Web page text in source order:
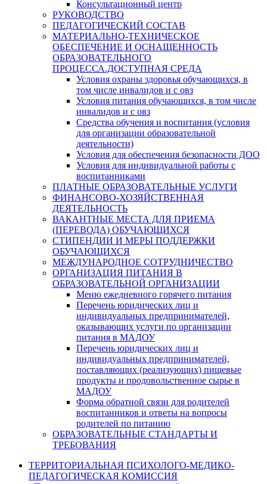
Консультационный центр
РУКОВОДСТВО
ПЕДАГОГИЧЕСКИЙ СОСТАВ
МАТЕРИАЛЬНО-ТЕХНИЧЕСКОЕ
ОБЕСПЕЧЕНИЕ И ОСНАЩЕННОСТЬ
ОБРАЗОВАТЕЛЬНОГО
ПРОЦЕССА.ДОСТУПНАЯ СРЕДА
Условия охраны здоровья обучающихся, в
том числе инвалидов и с овз
Условия питания обучающихся, в том числе
инвалидов и с овз
Средства обучения и воспитания (условия
для организации образовательной
деятельности)
Условия для обеспечения безопасности ДОО
Условия для индивидуальной работы с
воспитанниками
ПЛАТНЫЕ ОБРАЗОВАТЕЛЬНЫЕ УСЛУГИ
ФИНАНСОВО-ХОЗЯЙСТВЕННАЯ
ДЕЯТЕЛЬНОСТЬ
ВАКАНТНЫЕ МЕСТА ДЛЯ ПРИЕМА
(ПЕРЕВОДА) ОБУЧАЮЩИХСЯ
СТИПЕНДИИ И МЕРЫ ПОДДЕРЖКИ
ОБУЧАЮЩИХСЯ
МЕЖДУНАРОДНОЕ СОТРУДНИЧЕСТВО
ОРГАНИЗАЦИЯ ПИТАНИЯ В
ОБРАЗОВАТЕЛЬНОЙ ОРГАНИЗАЦИИ
Меню ежедневного горячего питания
Перечень юридических лиц и
индивидуальных предпринимателей,
оказывающих услуги по организации
питания в МАДОУ
Перечень юридических лиц и
индивидуальных предпринимателей,
поставляющих (реализующих) пищевые
продукты и продовольственное сырье в
МАДОУ
Форма обратной связи для родителей
воспитанников и ответы на вопросы
родителей по питанию
ОБРАЗОВАТЕЛЬНЫЕ СТАНДАРТЫ И
ТРЕБОВАНИЯ
ТЕРРИТОРИАЛЬНАЯ ПСИХОЛОГО-МЕДИКО-
ПЕДАГОГИЧЕСКАЯ КОМИССИЯ